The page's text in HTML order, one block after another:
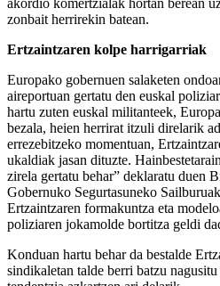
akordio komertzialak hortan berean
zonbait herrirekin batean.
Ertzaintzaren kolpe harrigarriak
Europako gobernuen salaketen
aireportuan gertatu den euskal
hartu zuten euskal militanteek,
bezala, heien herrirat itzuli direlarik
errezebitzeko momentuan,
ukaldiak jasan dituzte.
zirela gertatu behar” deklaratu duen
Gobernuko Segurtasuneko
Ertzaintzaren formakuntza eta
poliziaren jokamolde bortitza geldi
Konduan hartu behar da bestalde
sindikaletan talde berri batzu